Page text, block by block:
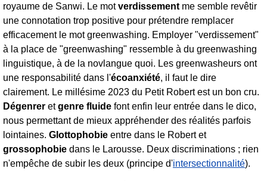
royaume de Sanwi. Le motverdissement me semble revêtir
une connotation trop positive pour prétendre remplacer
efficacement le mot greenwashing. Employer "verdissement"
à la place de "greenwashing" ressemble à du greenwashing
linguistique, à de la novlangue quoi. Les greenwasheurs ont
une responsabilité dans l'écoanxiété, il faut le dire
clairement. Le millésime 2023 du Petit Robert est un bon cru.
Dégenrer etgenre fluide font enfin leur entrée dans le dico,
nous permettant de mieux appréhender des réalités parfois
lointaines. Glottophobie entre dans le Robert et
grossophobie dans le Larousse. Deux discriminations ; rien
n'empêche de subir les deux (principe d'intersectionnalité).